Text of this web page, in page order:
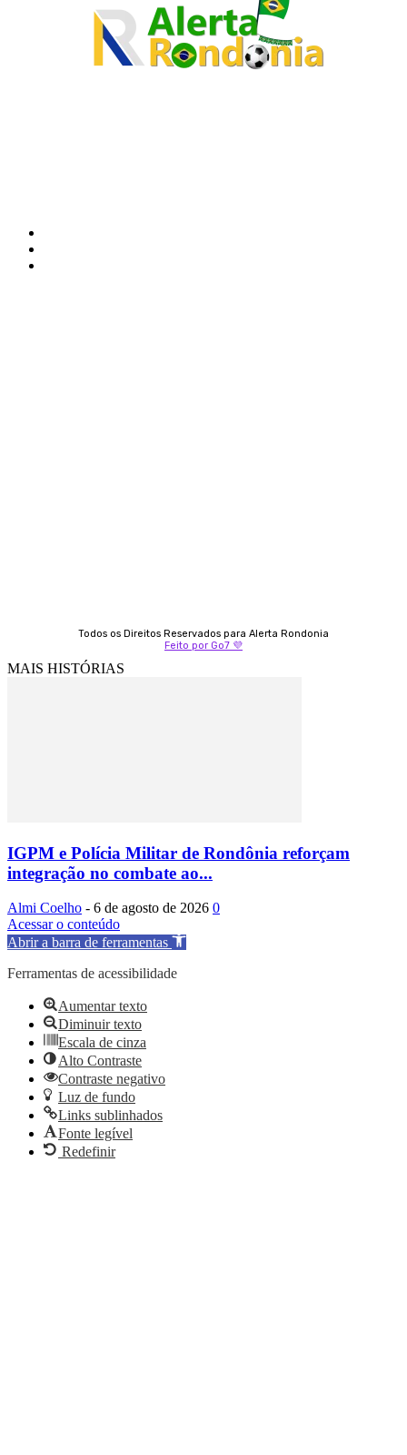
Todos os Direitos Reservados para Alerta Rondonia
Feito por Go7 💜
MAIS HISTÓRIAS
IGPM e Polícia Militar de Rondônia reforçam
integração no combate ao...
Almi Coelho - 6 de agosto de 2026 0
Acessar o conteúdo
Abrir a barra de ferramentas
Ferramentas de acessibilidade
Aumentar texto
Diminuir texto
Escala de cinza
Alto Contraste
Contraste negativo
Luz de fundo
Links sublinhados
Fonte legível
Redefinir